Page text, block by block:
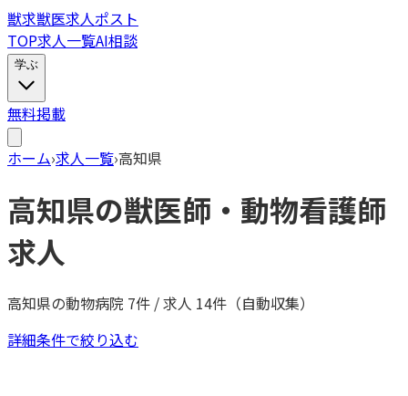
獣求獣医求人ポスト
TOP求人一覧AI相談
学ぶ
無料掲載
ホーム›求人一覧›高知県
高知県の獣医師・動物看護師
求人
高知県の動物病院 7件 / 求人 14件（自動収集）
詳細条件で絞り込む